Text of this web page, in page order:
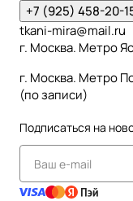
+7 (925) 458-20-
tkani-mira@mail.ru
г. Москва. Метро
г. Москва. Метро
(по записи)
Подписаться на